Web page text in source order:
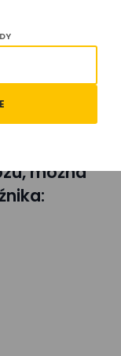
praw
782, w tym
można